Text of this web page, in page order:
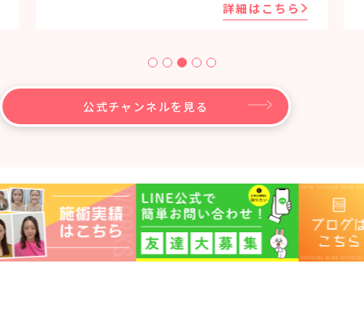
詳細はこちら
公式チャンネルを見る